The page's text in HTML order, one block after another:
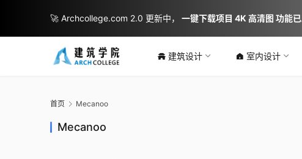
建筑设计 室内设计
首页 Mecanoo
Mecanoo
🚀 Archcollege.com 2.0 更新中， 一键下载项目 4K 高清图 功能已